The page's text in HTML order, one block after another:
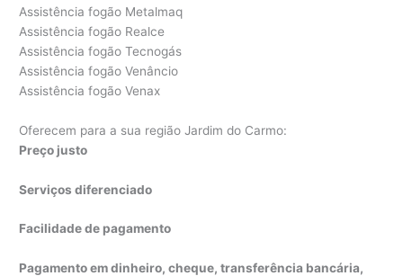
Assistência fogão Metalmaq
Assistência fogão Realce
Assistência fogão Tecnogás
Assistência fogão Venâncio
Assistência fogão Venax
Oferecem para a sua região Jardim do Carmo:
Preço justo
Serviços diferenciado
Facilidade de pagamento
Pagamento em dinheiro, cheque, transferência bancária,